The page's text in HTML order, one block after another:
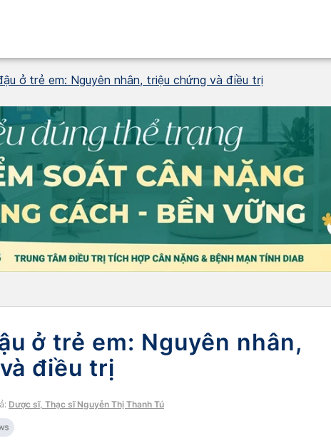
ở trẻ em: Nguyên nhân, triệu chứng và điều trị
ở trẻ em: Nguyên nhân,
điều trị
Dược sĩ, Thạc sĩ Nguyễn Thị Thanh Tú